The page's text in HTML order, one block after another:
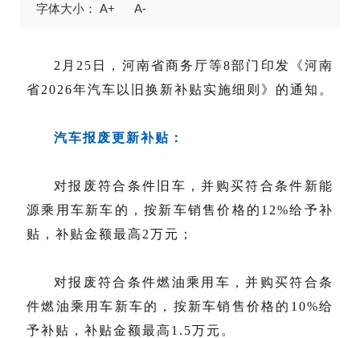
A+ A-
2月25日，河南省商务厅等8部门印发《河南
省2026年汽车以旧换新补贴实施细则》的通知。
汽车报废更新补贴：
对报废符合条件旧车，并购买符合条件新能
源乘用车新车的，按新车销售价格的12%给予补
贴，补贴金额最高2万元；
对报废符合条件燃油乘用车，并购买符合条
件燃油乘用车新车的，按新车销售价格的10%给
予补贴，补贴金额最高1.5万元。